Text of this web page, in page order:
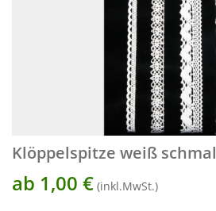
Klöppelspitze weiß schmal
ab 1,00 € (inkl.MwSt.)